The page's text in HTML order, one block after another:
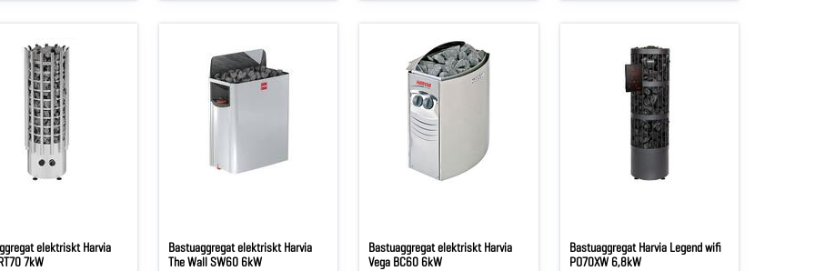
elektriskt Harvia
7kW
Bastuaggregat elektriskt Harvia
The Wall SW60 6kW
Bastuaggregat elektriskt Harvia
Vega BC60 6kW
Bastuaggregat Harvia Legend wifi
PO70XW 6,8kW